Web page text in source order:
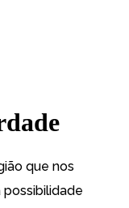
que nos
possibilidade